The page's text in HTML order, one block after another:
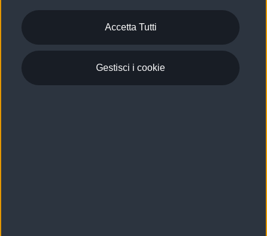
garanzia fino a 4 anni per una maggiore tutela del tuo
acquisto.
Accetta Tutti
Gestisci i cookie